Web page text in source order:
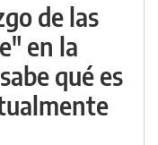
de las
en la
qué es